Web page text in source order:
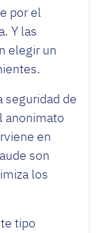
por el
Y las
elegir un
de
anonimato
en
son
los
tipo